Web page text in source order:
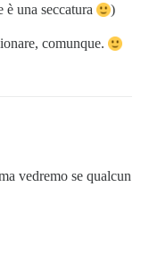
una seccatura
)
comunque.
vedremo se qualcun